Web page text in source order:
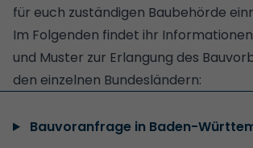
für euch zuständigen Baubehörde
Im Folgenden findet ihr
und Muster zur Erlangung des
den einzelnen Bundesländern:
Bauvoranfrage in Baden-